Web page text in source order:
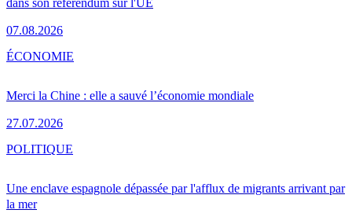
07.08.2026
Merci la Chine : elle a sauvé l’économie mondiale
27.07.2026
ÉCONOMIE
Une enclave espagnole dépassée par l'afflux de migrants arrivant par
la mer
POLITIQUE